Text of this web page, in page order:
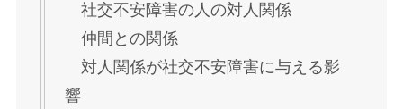
社交不安障害の人の対人関係
仲間との関係
対人関係が社交不安障害に与える影
響